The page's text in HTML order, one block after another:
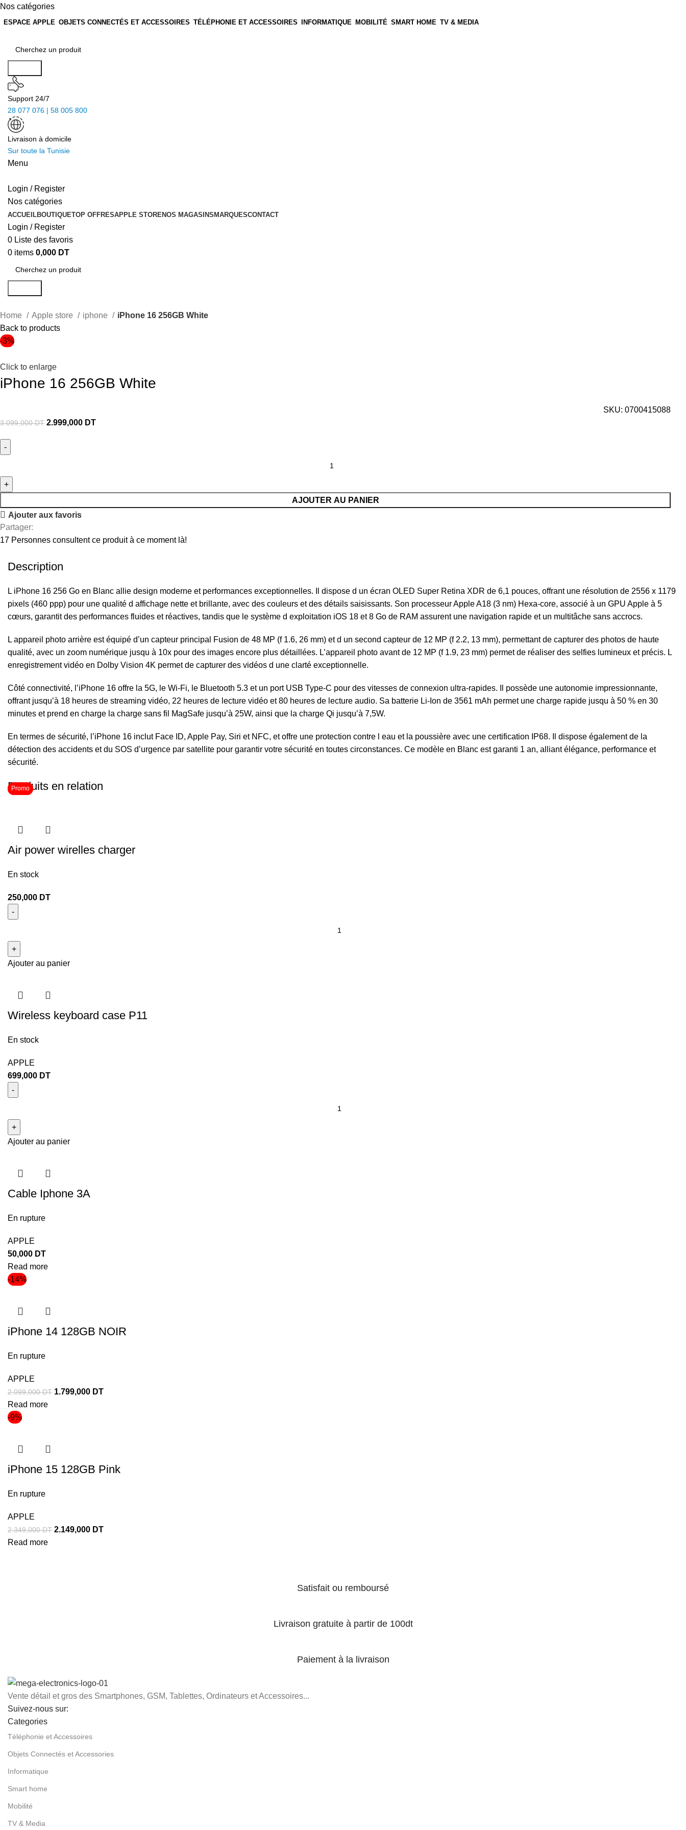
Nos catégories
ESPACE APPLE OBJETS CONNECTÉS ET ACCESSOIRES TÉLÉPHONIE ET ACCESSOIRES INFORMATIQUE MOBILITÉ SMART HOME TV & MEDIA
Support 24/7
28 077 076 | 58 005 800
Livraison à domicile
Sur toute la Tunisie
Menu
Login / Register
Nos catégories
ACCUEILBOUTIQUETOP OFFRESAPPLE STORENOS MAGASINSMARQUESCONTACT
Login / Register
0 Liste des favoris
0 items 0,000 DT
Home Apple store iphone
iPhone 16 256GB White
Back to products
-3%
Click to enlarge
iPhone 16 256GB White
SKU:0700415088
3.099,000DT 2.999,000 DT
AJOUTER AU PANIER
Ajouter aux favoris
Partager:
17 Personnes consultent ce produit à ce moment là!
Description
L iPhone 16 256 Go en Blanc allie design moderne et performances exceptionnelles. Il dispose d un écran OLED Super Retina XDR de 6,1 pouces, offrant une résolution de 2556 x 1179
pixels (460 ppp) pour une qualité d affichage nette et brillante, avec des couleurs et des détails saisissants. Son processeur Apple A18 (3 nm) Hexa-core, associé à un GPU Apple à 5
cœurs, garantit des performances fluides et réactives, tandis que le système d exploitation iOS 18 et 8 Go de RAM assurent une navigation rapide et un multitâche sans accrocs.
L appareil photo arrière est équipé d’un capteur principal Fusion de 48 MP (f 1.6, 26 mm) et d un second capteur de 12 MP (f 2.2, 13 mm), permettant de capturer des photos de haute
qualité, avec un zoom numérique jusqu à 10x pour des images encore plus détaillées. L’appareil photo avant de 12 MP (f 1.9, 23 mm) permet de réaliser des selfies lumineux et précis. L
enregistrement vidéo en Dolby Vision 4K permet de capturer des vidéos d une clarté exceptionnelle.
Côté connectivité, l’iPhone 16 offre la 5G, le Wi-Fi, le Bluetooth 5.3 et un port USB Type-C pour des vitesses de connexion ultra-rapides. Il possède une autonomie impressionnante,
offrant jusqu’à 18 heures de streaming vidéo, 22 heures de lecture vidéo et 80 heures de lecture audio. Sa batterie Li-Ion de 3561 mAh permet une charge rapide jusqu à 50 % en 30
minutes et prend en charge la charge sans fil MagSafe jusqu’à 25W, ainsi que la charge Qi jusqu’à 7,5W.
En termes de sécurité, l’iPhone 16 inclut Face ID, Apple Pay, Siri et NFC, et offre une protection contre l eau et la poussière avec une certification IP68. Il dispose également de la
détection des accidents et du SOS d’urgence par satellite pour garantir votre sécurité en toutes circonstances. Ce modèle en Blanc est garanti 1 an, alliant élégance, performance et
sécurité.
Produits en relation
Air power wirelles charger
En stock
250,000 DT
Ajouter au panier
Wireless keyboard case P11
En stock
APPLE
699,000 DT
Ajouter au panier
Cable Iphone 3A
En rupture
APPLE
50,000 DT
Read more
-14%
Promo
iPhone 14 128GB NOIR
En rupture
APPLE
2.099,000DT 1.799,000 DT
Read more
-9%
Promo
iPhone 15 128GB Pink
En rupture
APPLE
2.349,000DT 2.149,000 DT
Read more
Satisfait ou remboursé
Livraison gratuite à partir de 100dt
Paiement à la livraison
Vente détail et gros des Smartphones, GSM, Tablettes, Ordinateurs et Accessoires...
Suivez-nous sur:
Categories
Téléphonie et Accessoires
Objets Connectés et Accessories
Informatique
Smart home
Mobilité
TV & Media